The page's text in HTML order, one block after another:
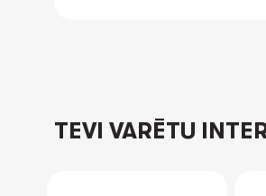
TEVI VARĒTU